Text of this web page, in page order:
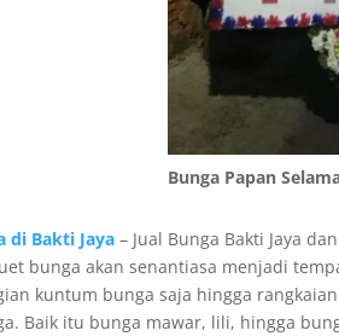
Bunga Papan
di Bakti Jaya – Jual Bunga Bakti Jaya
bunga akan senantiasa menjadi
kuntum bunga saja hingga
Baik itu bunga mawar, lili, hingga